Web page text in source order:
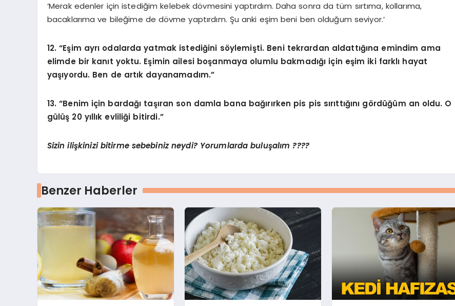
‘Merak edenler için istediğim kelebek dövmesini yaptırdım. Daha sonra da tüm sırtıma, kollarıma,
bacaklarıma ve bileğime de dövme yaptırdım. Şu anki eşim beni ben olduğum seviyor.’
12. “Eşim ayrı odalarda yatmak istediğini söylemişti. Beni tekrardan aldattığına emindim ama
elimde bir kanıt yoktu. Eşimin ailesi boşanmaya olumlu bakmadığı için eşim iki farklı hayat
yaşıyordu. Ben de artık dayanamadım.”
13. “Benim için bardağı taşıran son damla bana bağırırken pis pis sırıttığını gördüğüm an oldu. O
gülüş 20 yıllık evliliği bitirdi.”
Sizin ilişkinizi bitirme sebebiniz neydi? Yorumlarda buluşalım ????
Benzer Haberler